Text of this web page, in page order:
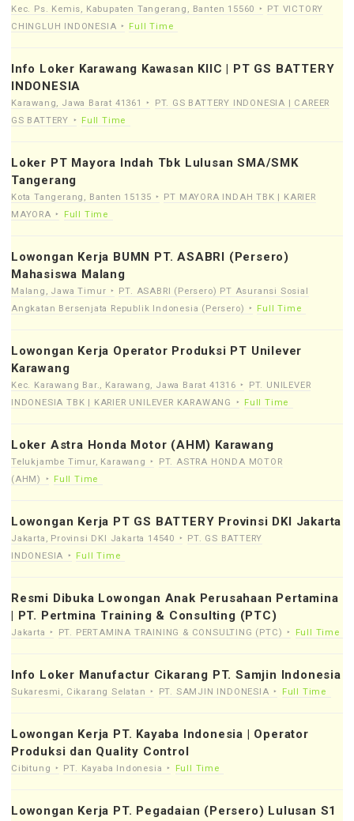
Kec. Ps. Kemis, Kabupaten Tangerang, Banten 15560
PT VICTORY
CHINGLUH INDONESIA
Full Time
Info Loker Karawang Kawasan KIIC | PT GS BATTERY
INDONESIA
Karawang, Jawa Barat 41361
PT. GS BATTERY INDONESIA | CAREER
GS BATTERY
Full Time
Loker PT Mayora Indah Tbk Lulusan SMA/SMK
Tangerang
Kota Tangerang, Banten 15135
PT MAYORA INDAH TBK | KARIER
MAYORA
Full Time
Lowongan Kerja BUMN PT. ASABRI (Persero)
Mahasiswa Malang
Malang, Jawa Timur
PT. ASABRI (Persero) PT Asuransi Sosial
Angkatan Bersenjata Republik Indonesia (Persero)
Full Time
Lowongan Kerja Operator Produksi PT Unilever
Karawang
Kec. Karawang Bar., Karawang, Jawa Barat 41316
PT. UNILEVER
INDONESIA TBK | KARIER UNILEVER KARAWANG
Full Time
Loker Astra Honda Motor (AHM) Karawang
Telukjambe Timur, Karawang
PT. ASTRA HONDA MOTOR
(AHM)
Full Time
Lowongan Kerja PT GS BATTERY Provinsi DKI Jakarta
Jakarta, Provinsi DKI Jakarta 14540
PT. GS BATTERY
INDONESIA
Full Time
Resmi Dibuka Lowongan Anak Perusahaan Pertamina
| PT. Pertmina Training & Consulting (PTC)
Jakarta PT. PERTAMINA TRAINING & CONSULTING (PTC) Full Time
Info Loker Manufactur Cikarang PT. Samjin Indonesia
Sukaresmi, Cikarang Selatan PT. SAMJIN INDONESIA Full Time
Lowongan Kerja PT. Kayaba Indonesia | Operator
Produksi dan Quality Control
Cibitung PT. Kayaba Indonesia Full Time
Lowongan Kerja PT. Pegadaian (Persero) Lulusan S1